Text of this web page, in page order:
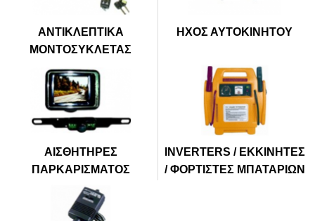
ΑΝΤΙΚΛΕΠΤΙΚΑ
ΜΟΝΤΟΣΥΚΛΕΤΑΣ
ΗΧΟΣ ΑΥΤΟΚΙΝΗΤΟΥ
ΑΙΣΘΗΤΗΡΕΣ
ΠΑΡΚΑΡΙΣΜΑΤΟΣ
INVERTERS / ΕΚΚΙΝΗΤΕΣ
/ ΦΟΡΤΙΣΤΕΣ ΜΠΑΤΑΡΙΩΝ